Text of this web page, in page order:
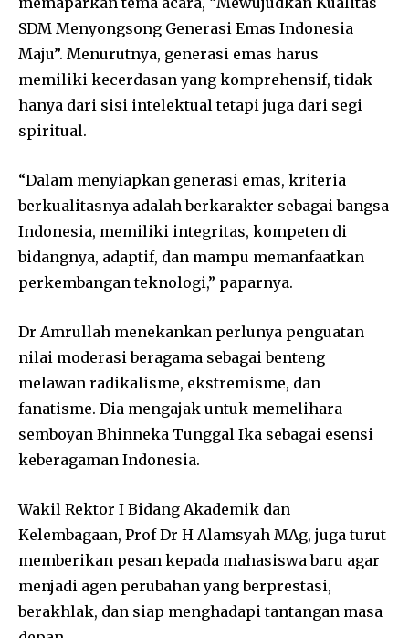
SDM Menyongsong Generasi Emas Indonesia
Maju”. Menurutnya, generasi emas harus
memiliki kecerdasan yang komprehensif, tidak
hanya dari sisi intelektual tetapi juga dari segi
spiritual.
“Dalam menyiapkan generasi emas, kriteria
berkualitasnya adalah berkarakter sebagai bangsa
Indonesia, memiliki integritas, kompeten di
bidangnya, adaptif, dan mampu memanfaatkan
perkembangan teknologi,” paparnya.
Dr Amrullah menekankan perlunya penguatan
nilai moderasi beragama sebagai benteng
melawan radikalisme, ekstremisme, dan
fanatisme. Dia mengajak untuk memelihara
semboyan Bhinneka Tunggal Ika sebagai esensi
keberagaman Indonesia.
Wakil Rektor I Bidang Akademik dan
Kelembagaan, Prof Dr H Alamsyah MAg, juga turut
memberikan pesan kepada mahasiswa baru agar
menjadi agen perubahan yang berprestasi,
berakhlak, dan siap menghadapi tantangan masa